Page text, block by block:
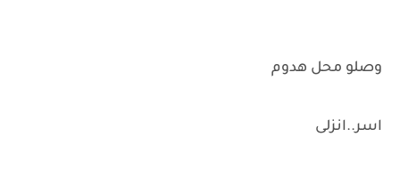
وصلو محل هدوم
اسر..انزلى